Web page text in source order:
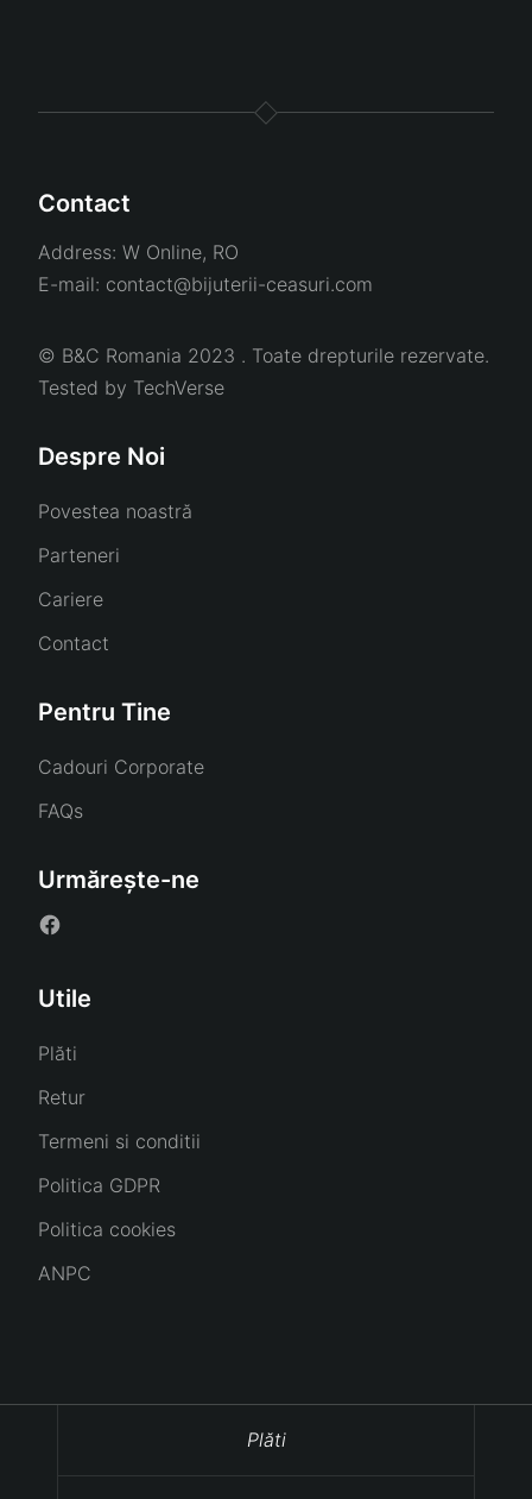
Contact
Address: W Online, RO
E-mail: contact@bijuterii-ceasuri.com
© B&C Romania 2023 . Toate drepturile rezervate.
Tested by TechVerse
Despre Noi
Povestea noastră
Parteneri
Cariere
Contact
Pentru Tine
Cadouri Corporate
FAQs
Urmărește-ne
Utile
Plăti
Retur
Termeni si conditii
Politica GDPR
Politica cookies
ANPC
Plăti